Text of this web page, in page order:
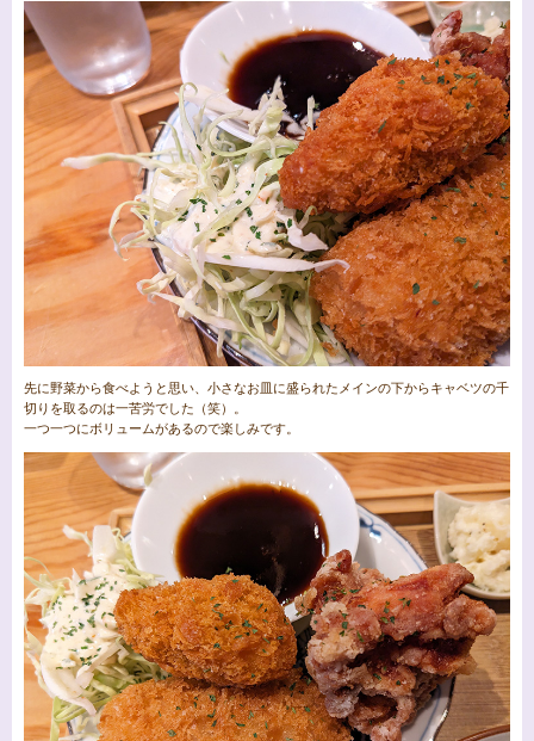
先に野菜から食べようと思い、小さなお皿に盛られたメインの下からキャベツの千
切りを取るのは一苦労でした（笑）。
一つ一つにボリュームがあるので楽しみです。